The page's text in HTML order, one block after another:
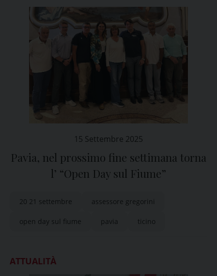
15 Settembre 2025
Pavia, nel prossimo fine settimana torna
l’ “Open Day sul Fiume”
20 21 settembre assessore gregorini
open day sul fiume pavia ticino
ATTUALITÀ